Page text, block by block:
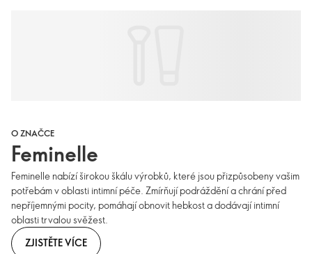
O ZNAČCE
Feminelle
Feminelle nabízí širokou škálu výrobků, které jsou přizpůsobeny vašim
potřebám v oblasti intimní péče. Zmírňují podráždění a chrání před
nepříjemnými pocity, pomáhají obnovit hebkost a dodávají intimní
oblasti trvalou svěžest.
ZJISTĚTE VÍCE